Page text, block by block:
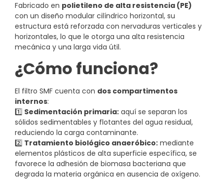
Fabricado en polietileno de alta resistencia (PE)
con un diseño modular cilíndrico horizontal, su
estructura está reforzada con nervaduras verticales y
horizontales, lo que le otorga una alta resistencia
mecánica y una larga vida útil.
¿Cómo funciona?
El filtro SMF cuenta con dos compartimentos
internos:
1️⃣ Sedimentación primaria: aquí se separan los
sólidos sedimentables y flotantes del agua residual,
reduciendo la carga contaminante.
2️⃣ Tratamiento biológico anaeróbico: mediante
elementos plásticos de alta superficie específica, se
favorece la adhesión de biomasa bacteriana que
degrada la materia orgánica en ausencia de oxígeno.